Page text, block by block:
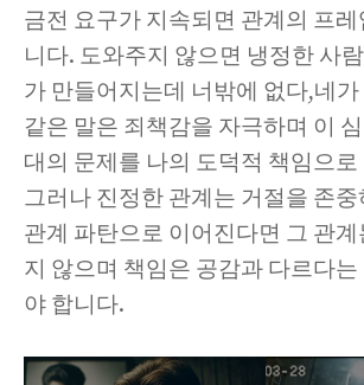
금전 요구가 지속되면 관계의 프레
니다. 도와주지 않으면 냉정한 사
가 만들어지는데 너밖에 없다,네
같은 말은 죄책감을 자극하며 이
대의 문제를 나의 도덕적 책임으
그러나 진정한 관계는 거절을 존
관계 파탄으로 이어진다면 그 관
지 않으며 책임은 공감과 다르다는
야 합니다.